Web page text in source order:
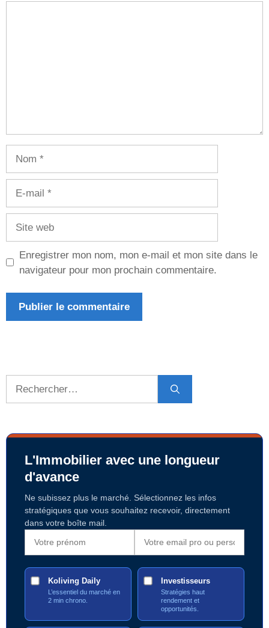
Enregistrer mon nom, mon e-mail et mon site dans le
navigateur pour mon prochain commentaire.
L'Immobilier avec une longueur
d'avance
Ne subissez plus le marché. Sélectionnez les infos
stratégiques que vous souhaitez recevoir, directement
dans votre boîte mail.
Koliving Daily
L’essentiel du marché en
2 min chrono.
Investisseurs
Stratégies haut
rendement et
opportunités.